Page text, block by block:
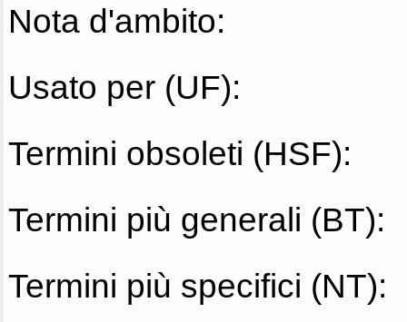
Nota d'ambito:
Usato per (UF):
Termini obsoleti (HSF):
Termini più generali (BT):
Termini più specifici (NT):